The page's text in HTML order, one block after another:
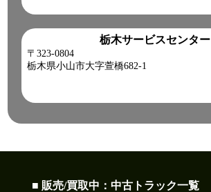
栃木サービスセンター
〒323-0804
栃木県小山市大字萱橋682-1
■ 販売/買取中：中古トラック一覧